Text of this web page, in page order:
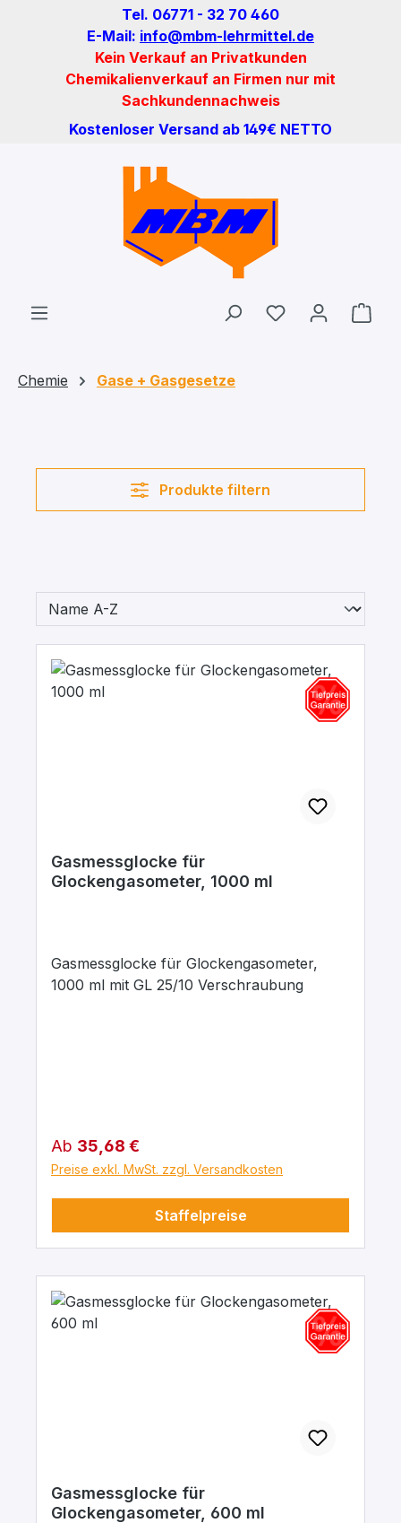
Zum Hauptinhalt springenTel. 06771 - 32 70 460
E-Mail: info@mbm-lehrmittel.de
Kein Verkauf an Privatkunden
Chemikalienverkauf an Firmen nur mit
Sachkundennachweis
Kostenloser Versand ab 149€ NETTO
Du hast 0
Chemie Gase + Gasgesetze
Produkte filtern
Gasmessglocke für
Glockengasometer, 1000 ml
Gasmessglocke für Glockengasometer,
1000 ml mit GL 25/10 Verschraubung
Regulärer Preis:
Ab 35,68 €
Preise exkl. MwSt. zzgl. Versandkosten
Staffelpreise
Gasmessglocke für
Glockengasometer, 600 ml